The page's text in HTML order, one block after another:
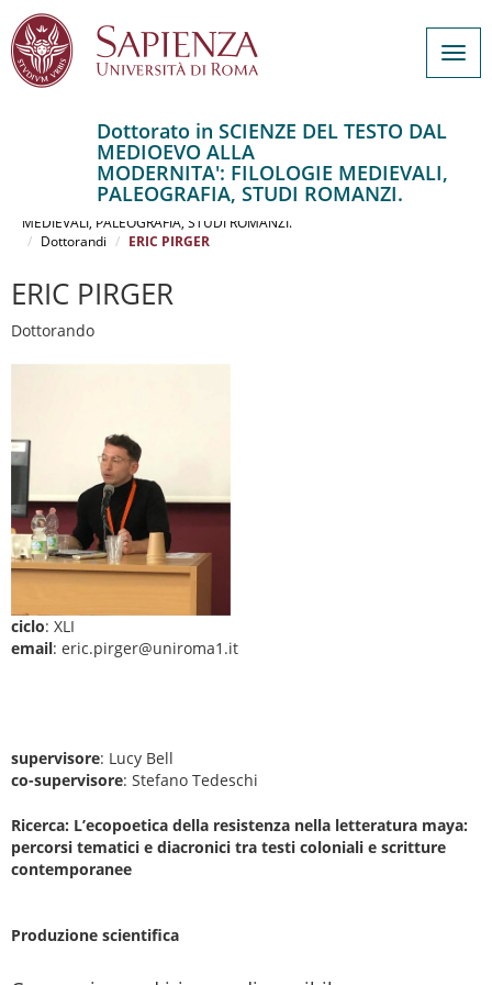
principale
Dottorato in SCIENZE DEL TESTO DAL
MEDIOEVO ALLA
MODERNITA': FILOLOGIE MEDIEVALI,
PALEOGRAFIA, STUDI ROMANZI.
SCIENZE DEL TESTO DAL MEDIOEVO ALLA MODERNITA': FILOLOGIE
MEDIEVALI, PALEOGRAFIA, STUDI ROMANZI.
Dottorandi
ERIC PIRGER
ERIC PIRGER
Dottorando
ciclo: XLI
email: eric.pirger@uniroma1.it
supervisore: Lucy Bell
co-supervisore: Stefano Tedeschi
Ricerca: L’ecopoetica della resistenza nella letteratura maya:
percorsi tematici e diacronici tra testi coloniali e scritture
contemporanee
Produzione scientifica